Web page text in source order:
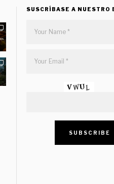
SUSCRÍBASE A NUESTRO